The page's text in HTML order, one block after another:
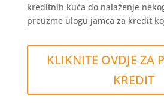
kreditnih kuća do nalaženje
preuzme ulogu jamca za kredit
KLIKNITE OVDJE ZA
KREDIT